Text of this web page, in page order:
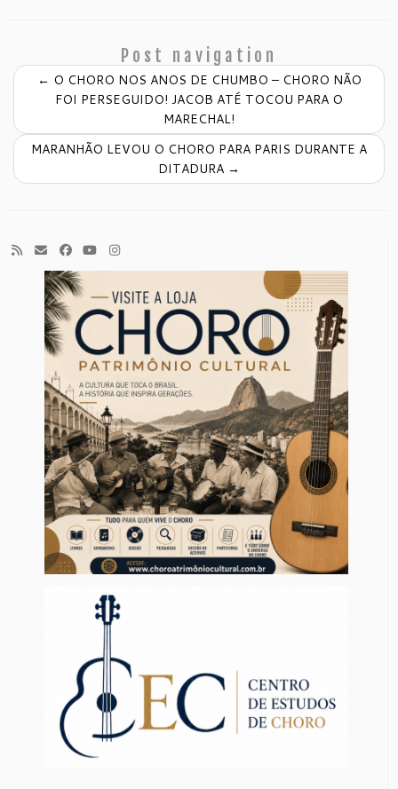
Post navigation
← O CHORO NOS ANOS DE CHUMBO – CHORO NÃO
FOI PERSEGUIDO! JACOB ATÉ TOCOU PARA O
MARECHAL!
MARANHÃO LEVOU O CHORO PARA PARIS DURANTE A
DITADURA →